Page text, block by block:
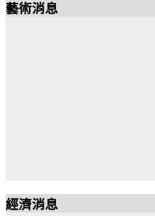
藝術消息
經濟消息